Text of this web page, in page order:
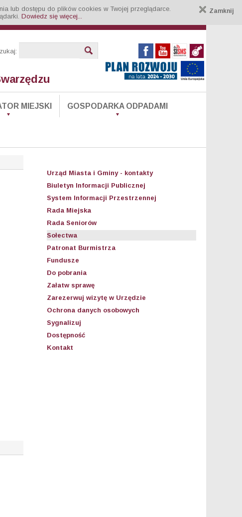
lub dostępu do plików cookies w Twojej przeglądarce. Zamknij
Dowiedz się więcej...
MIEJSKI GOSPODARKA ODPADAMI
Urząd Miasta i Gminy - kontakty
Biuletyn Informacji Publicznej
System Informacji Przestrzennej
Rada Miejska
Rada Seniorów
Sołectwa
Patronat Burmistrza
Fundusze
Do pobrania
Załatw sprawę
Zarezerwuj wizytę w Urzędzie
Ochrona danych osobowych
Sygnalizuj
Dostępność
Kontakt